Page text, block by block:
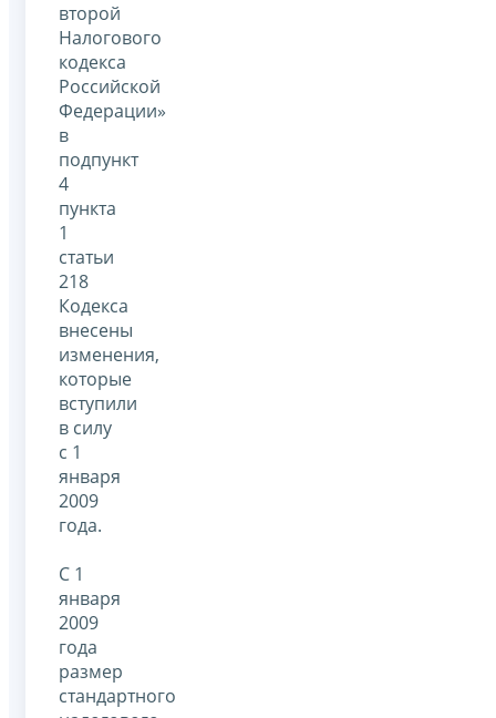
второй
Налогового
кодекса
Российской
Федерации»
в
подпункт
4
пункта
1
статьи
218
Кодекса
внесены
изменения,
которые
вступили
в силу
с 1
января
2009
года.
С 1
января
2009
года
размер
стандартного